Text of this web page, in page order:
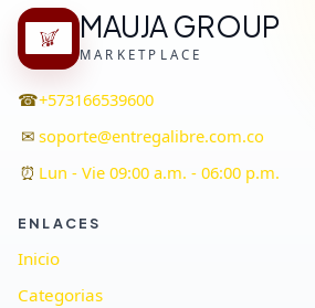
MAUJA GROUP
MARKETPLACE
☎+573166539600
✉ soporte@entregalibre.com.co
⏰ Lun - Vie 09:00 a.m. - 06:00 p.m.
ENLACES
Inicio
Categorias